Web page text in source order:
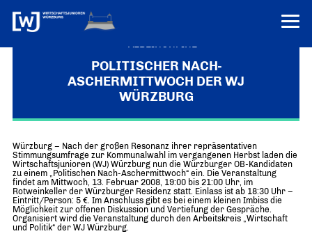
VEREINONLINE
AKTUELLES
WER WIR SIND & DER VORSITZ
Über uns
Forum „Junge Wirtschaft“ – Mitgliedermagazin
Mitglieder
UNSER NETZWERK
Mitglieder
PRESSEMELDUNGEN
PROJEKTE
INFORMATIONEN
POLITISCHER NACH-
ASCHERMITTWOCH DER WJ
WÜRZBURG
Würzburg – Nach der großen Resonanz ihrer repräsentativen
Stimmungsumfrage zur Kommunalwahl im vergangenen Herbst laden die
Wirtschaftsjunioren (WJ) Würzburg nun die Würzburger OB-Kandidaten
zu einem „Politischen Nach-Aschermittwoch“ ein. Die Veranstaltung
findet am Mittwoch, 13. Februar 2008, 19:00 bis 21:00 Uhr, im
Rotweinkeller der Würzburger Residenz statt. Einlass ist ab 18:30 Uhr –
Eintritt/Person: 5 €. Im Anschluss gibt es bei einem kleinen Imbiss die
Möglichkeit zur offenen Diskussion und Vertiefung der Gespräche.
Organisiert wird die Veranstaltung durch den Arbeitskreis „Wirtschaft
und Politik“ der WJ Würzburg.